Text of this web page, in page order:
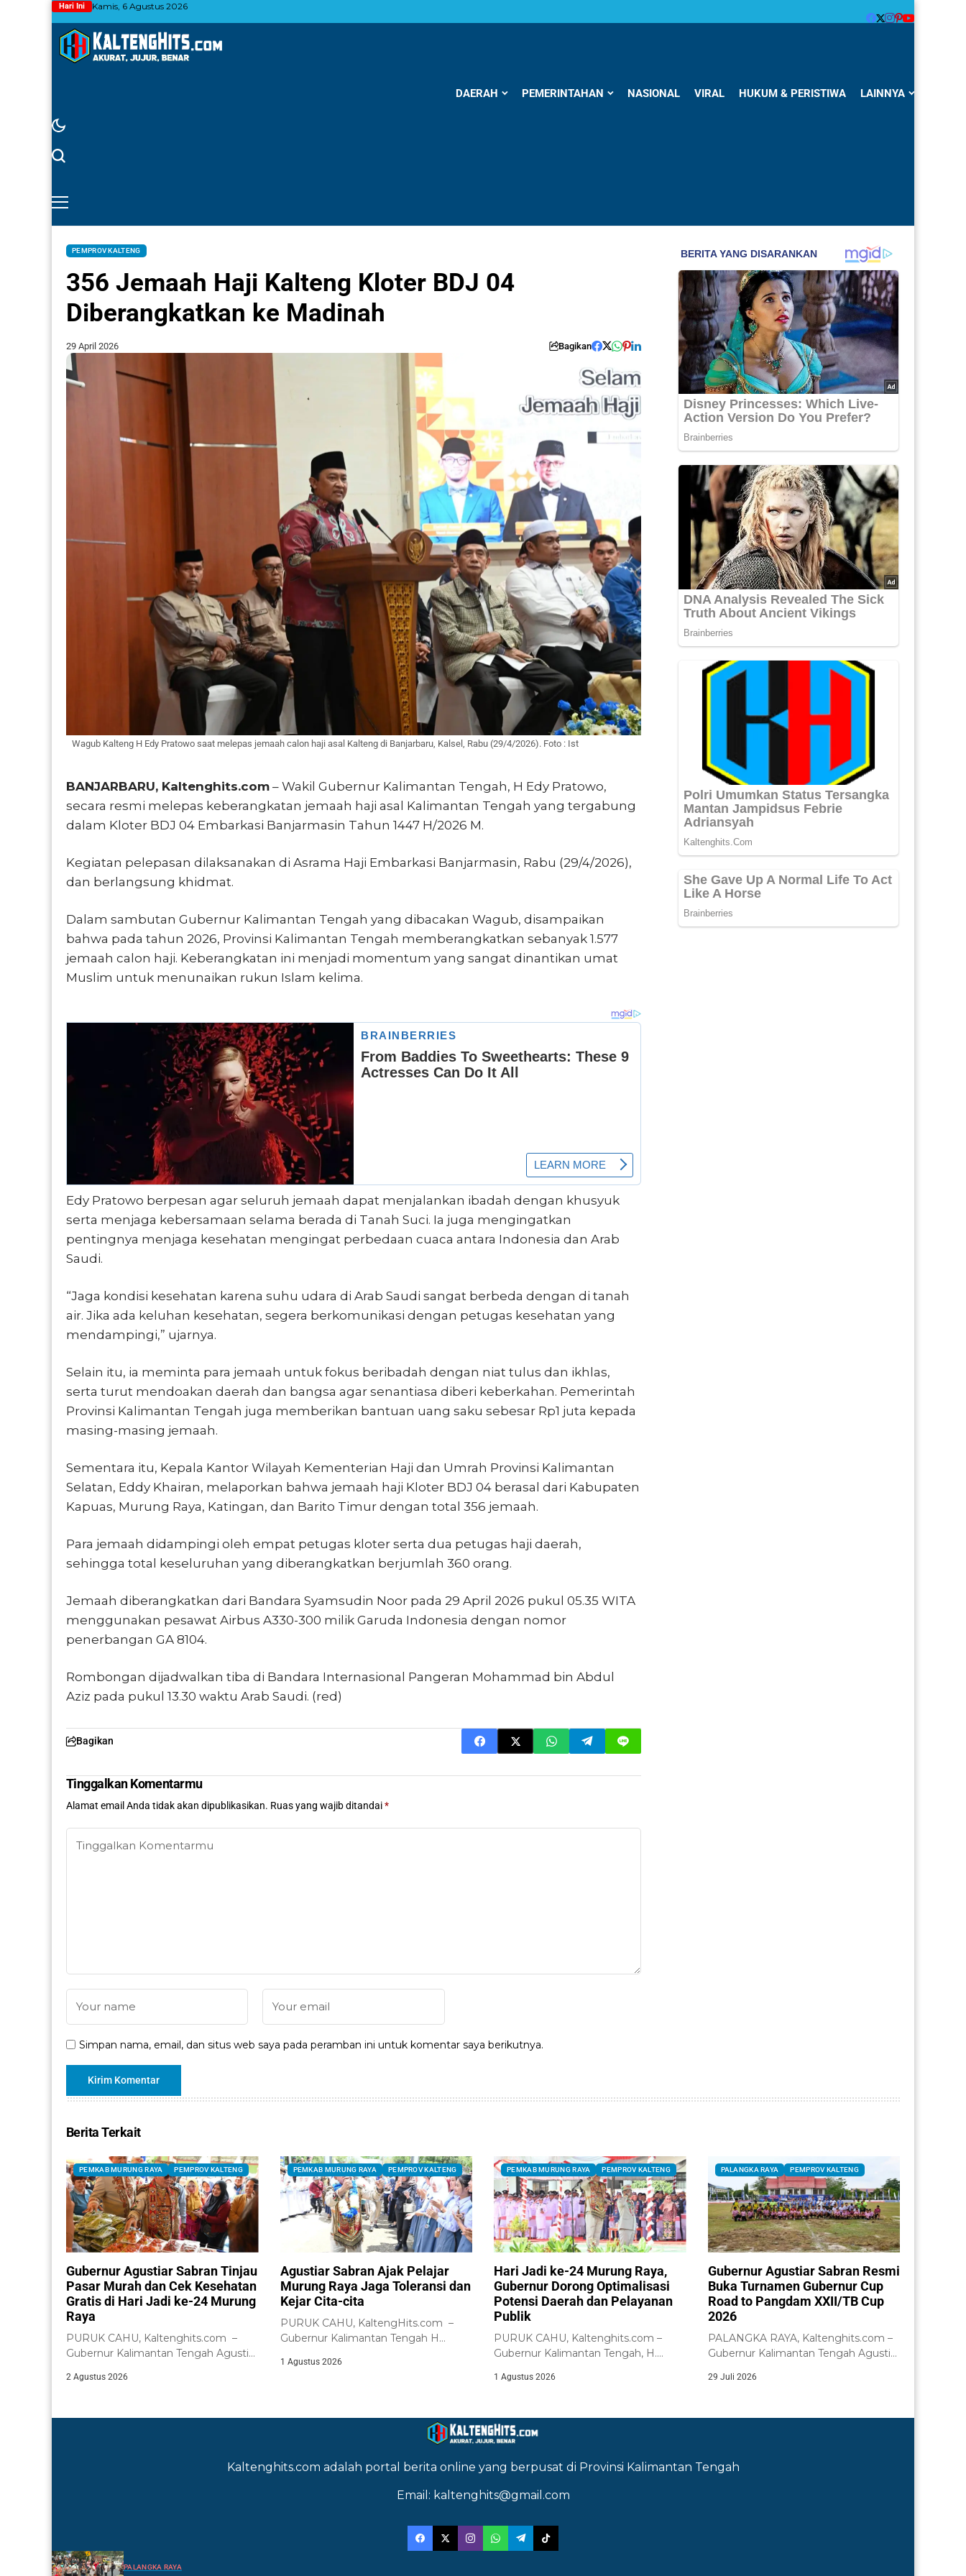
Hari Ini Kamis, 6 Agustus 2026
DAERAH PEMERINTAHAN NASIONAL VIRAL HUKUM & PERISTIWA LAINNYA
PEMPROV KALTENG
356 Jemaah Haji Kalteng Kloter BDJ 04
Diberangkatkan ke Madinah
29 April 2026 Bagikan
Wagub Kalteng H Edy Pratowo saat melepas jemaah calon haji asal Kalteng di Banjarbaru, Kalsel, Rabu (29/4/2026). Foto : Ist
BANJARBARU, Kaltenghits.com – Wakil Gubernur Kalimantan Tengah, H Edy Pratowo,
secara resmi melepas keberangkatan jemaah haji asal Kalimantan Tengah yang tergabung
dalam Kloter BDJ 04 Embarkasi Banjarmasin Tahun 1447 H/2026 M.
Kegiatan pelepasan dilaksanakan di Asrama Haji Embarkasi Banjarmasin, Rabu (29/4/2026),
dan berlangsung khidmat.
Dalam sambutan Gubernur Kalimantan Tengah yang dibacakan Wagub, disampaikan
bahwa pada tahun 2026, Provinsi Kalimantan Tengah memberangkatkan sebanyak 1.577
jemaah calon haji. Keberangkatan ini menjadi momentum yang sangat dinantikan umat
Muslim untuk menunaikan rukun Islam kelima.
Edy Pratowo berpesan agar seluruh jemaah dapat menjalankan ibadah dengan khusyuk
serta menjaga kebersamaan selama berada di Tanah Suci. Ia juga mengingatkan
pentingnya menjaga kesehatan mengingat perbedaan cuaca antara Indonesia dan Arab
Saudi.
“Jaga kondisi kesehatan karena suhu udara di Arab Saudi sangat berbeda dengan di tanah
air. Jika ada keluhan kesehatan, segera berkomunikasi dengan petugas kesehatan yang
mendampingi,” ujarnya.
Selain itu, ia meminta para jemaah untuk fokus beribadah dengan niat tulus dan ikhlas,
serta turut mendoakan daerah dan bangsa agar senantiasa diberi keberkahan. Pemerintah
Provinsi Kalimantan Tengah juga memberikan bantuan uang saku sebesar Rp1 juta kepada
masing-masing jemaah.
Sementara itu, Kepala Kantor Wilayah Kementerian Haji dan Umrah Provinsi Kalimantan
Selatan, Eddy Khairan, melaporkan bahwa jemaah haji Kloter BDJ 04 berasal dari Kabupaten
Kapuas, Murung Raya, Katingan, dan Barito Timur dengan total 356 jemaah.
Para jemaah didampingi oleh empat petugas kloter serta dua petugas haji daerah,
sehingga total keseluruhan yang diberangkatkan berjumlah 360 orang.
Jemaah diberangkatkan dari Bandara Syamsudin Noor pada 29 April 2026 pukul 05.35 WITA
menggunakan pesawat Airbus A330-300 milik Garuda Indonesia dengan nomor
penerbangan GA 8104.
Rombongan dijadwalkan tiba di Bandara Internasional Pangeran Mohammad bin Abdul
Aziz pada pukul 13.30 waktu Arab Saudi. (red)
Bagikan
Tinggalkan Komentarmu
Alamat email Anda tidak akan dipublikasikan. Ruas yang wajib ditandai*
Simpan nama, email, dan situs web saya pada peramban ini untuk komentar saya berikutnya.
Berita Terkait
PEMKAB MURUNG RAYA PEMPROV KALTENG
Gubernur Agustiar Sabran Tinjau
Pasar Murah dan Cek Kesehatan
Gratis di Hari Jadi ke-24 Murung
Raya
PURUK CAHU, Kaltenghits.com –
Gubernur Kalimantan Tengah Agustiar
pelaksanaan...
2 Agustus 2026
PEMKAB MURUNG RAYA PEMPROV KALTENG
Agustiar Sabran Ajak Pelajar
Murung Raya Jaga Toleransi dan
Kejar Cita-cita
PURUK CAHU, KaltengHits.com –
Gubernur Kalimantan Tengah H
1 Agustus 2026
PEMKAB MURUNG RAYA PEMPROV KALTENG
Hari Jadi ke-24 Murung Raya,
Gubernur Dorong Optimalisasi
Potensi Daerah dan Pelayanan
Publik
PURUK CAHU, Kaltenghits.com –
Gubernur Kalimantan Tengah, H.
1 Agustus 2026
PALANGKA RAYA PEMPROV KALTENG
Gubernur Agustiar Sabran Resmi
Buka Turnamen Gubernur Cup
Road to Pangdam XXII/TB Cup
2026
PALANGKA RAYA, Kaltenghits.com –
Gubernur Kalimantan Tengah Agustiar
29 Juli 2026
Kaltenghits.com adalah portal berita online yang berpusat di Provinsi Kalimantan Tengah
Email: kaltenghits@gmail.com
PALANGKA RAYA